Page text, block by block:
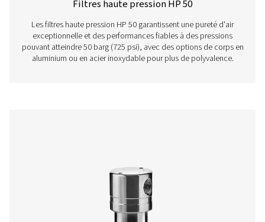
La gamme VT 11-15 assure une purification de l'air
en éliminant les hydrocarbures, les odeurs et les
Conçus pour des applications exigeantes, ces Tours
garantissent des performances fiables dans les